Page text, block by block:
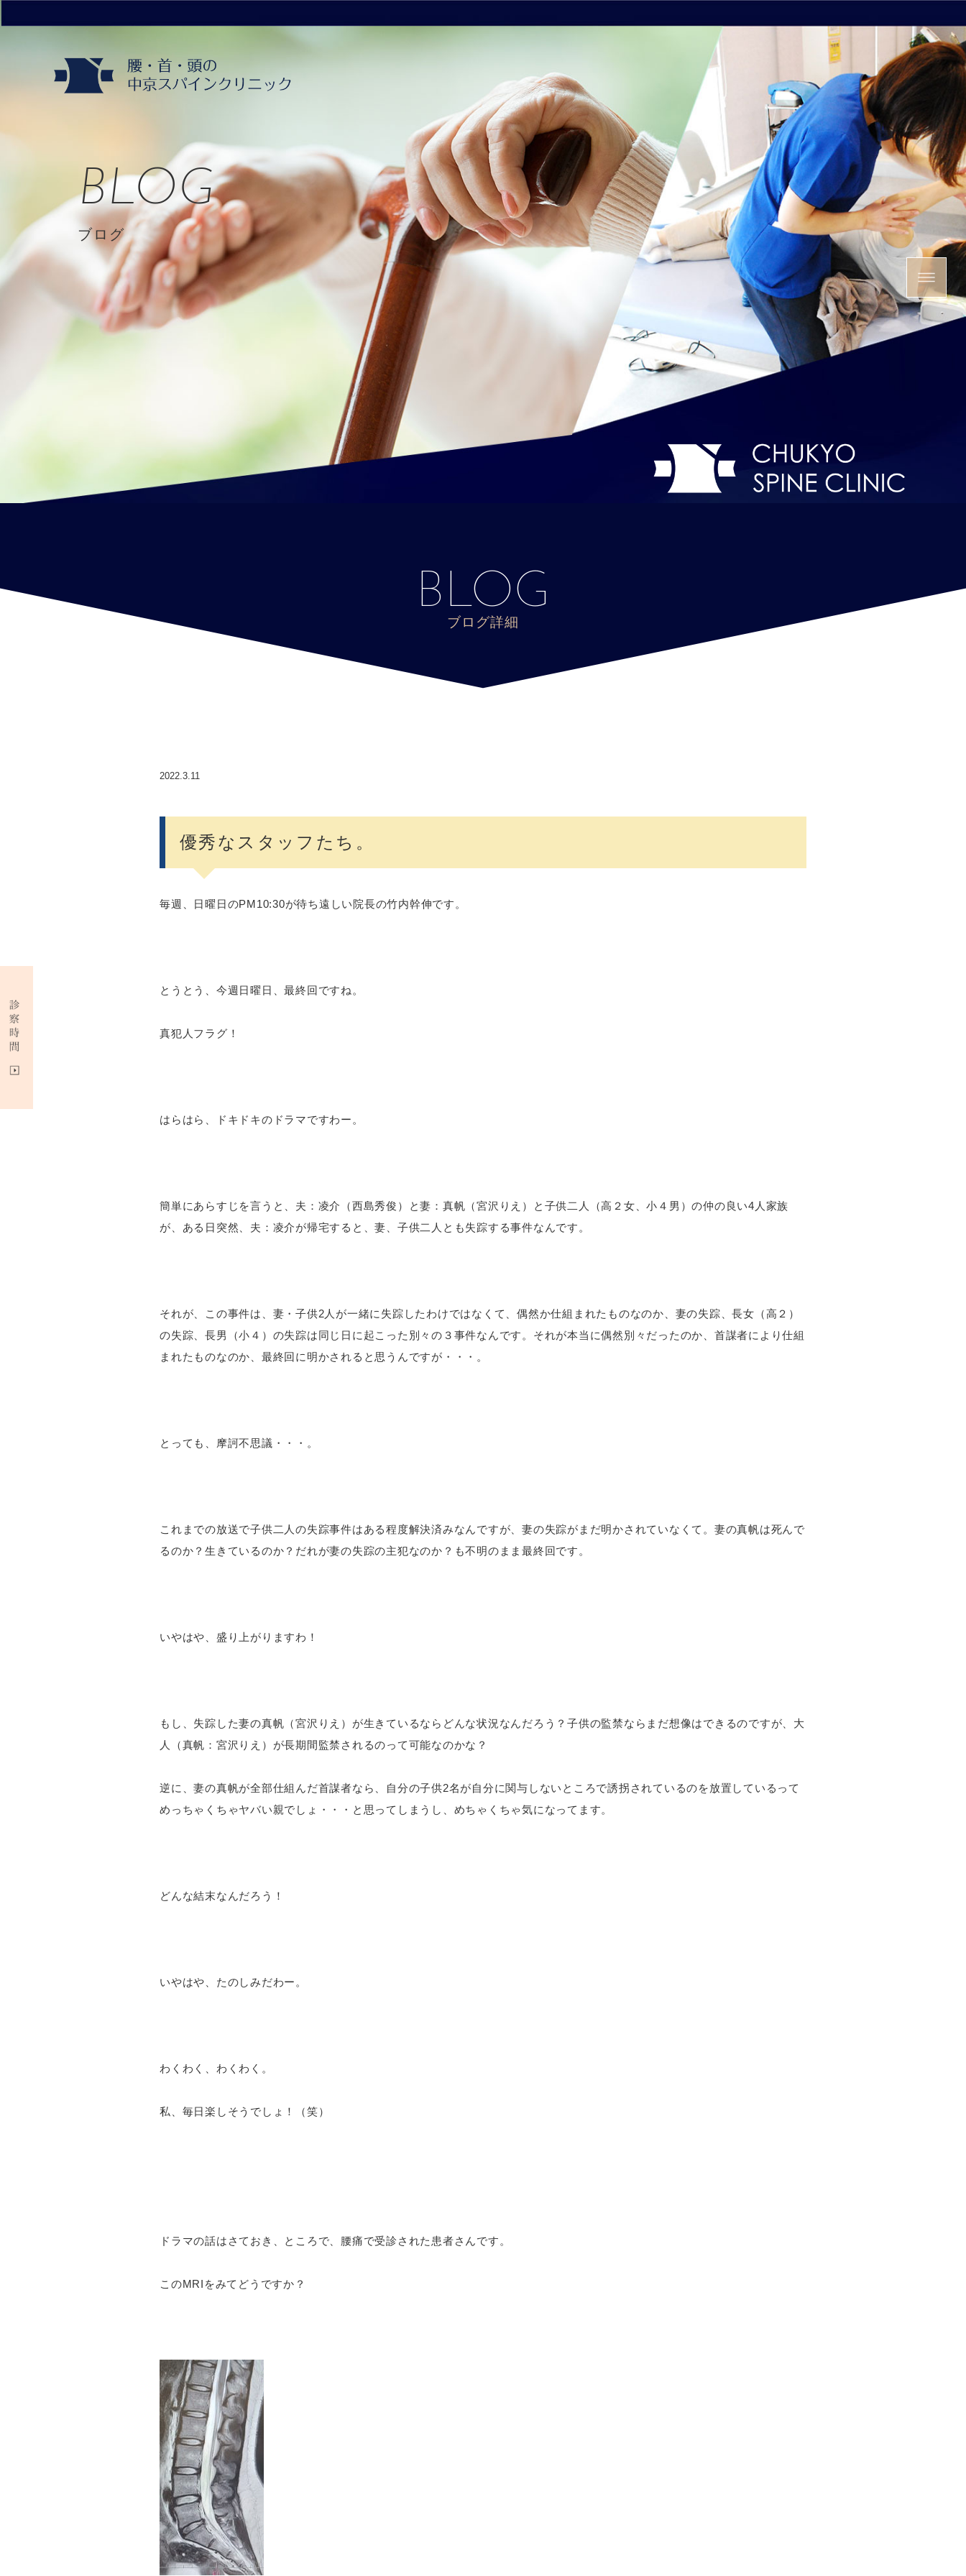
BLOG
ブログ
BLOG
ブログ詳細
2022.3.11
優秀なスタッフたち。
毎週、日曜日のPM10:30が待ち遠しい院長の竹内幹伸です。
とうとう、今週日曜日、最終回ですね。
真犯人フラグ！
はらはら、ドキドキのドラマですわー。
簡単にあらすじを言うと、夫：凌介（西島秀俊）と妻：真帆（宮沢りえ）と子供二人（高２女、小４男）の仲の良い4人家族
が、ある日突然、夫：凌介が帰宅すると、妻、子供二人とも失踪する事件なんです。
それが、この事件は、妻・子供2人が一緒に失踪したわけではなくて、偶然か仕組まれたものなのか、妻の失踪、長女（高２）
の失踪、長男（小４）の失踪は同じ日に起こった別々の３事件なんです。それが本当に偶然別々だったのか、首謀者により仕組
まれたものなのか、最終回に明かされると思うんですが・・・。
とっても、摩訶不思議・・・。
これまでの放送で子供二人の失踪事件はある程度解決済みなんですが、妻の失踪がまだ明かされていなくて。妻の真帆は死んで
るのか？生きているのか？だれが妻の失踪の主犯なのか？も不明のまま最終回です。
いやはや、盛り上がりますわ！
もし、失踪した妻の真帆（宮沢りえ）が生きているならどんな状況なんだろう？子供の監禁ならまだ想像はできるのですが、大
人（真帆：宮沢りえ）が長期間監禁されるのって可能なのかな？
逆に、妻の真帆が全部仕組んだ首謀者なら、自分の子供2名が自分に関与しないところで誘拐されているのを放置しているって
めっちゃくちゃヤバい親でしょ・・・と思ってしまうし、めちゃくちゃ気になってます。
どんな結末なんだろう！
いやはや、たのしみだわー。
わくわく、わくわく。
私、毎日楽しそうでしょ！（笑）
ドラマの話はさておき、ところで、腰痛で受診された患者さんです。
このMRIをみてどうですか？